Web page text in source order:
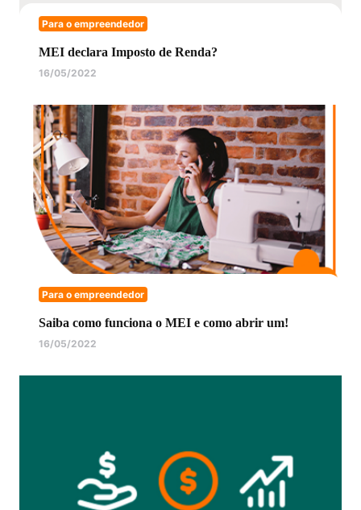
Para o empreendedor
MEI declara Imposto de Renda?
16/05/2022
Para o empreendedor
Saiba como funciona o MEI e como abrir um!
16/05/2022